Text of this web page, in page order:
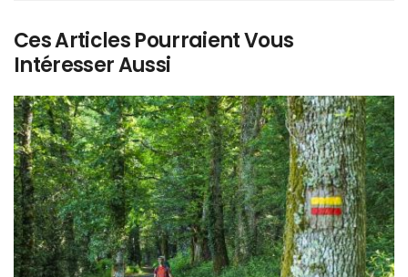
Ces Articles Pourraient Vous
Intéresser Aussi